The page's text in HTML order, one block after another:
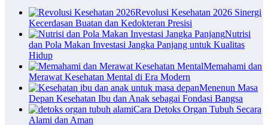
Revolusi Kesehatan 2026 Sinergi
Kecerdasan Buatan dan Kedokteran Presisi
Nutrisi
dan Pola Makan Investasi Jangka Panjang untuk Kualitas
Hidup
Memahami dan
Merawat Kesehatan Mental di Era Modern
Menenun Masa
Depan Kesehatan Ibu dan Anak sebagai Fondasi Bangsa
Cara Detoks Organ Tubuh Secara
Alami dan Aman